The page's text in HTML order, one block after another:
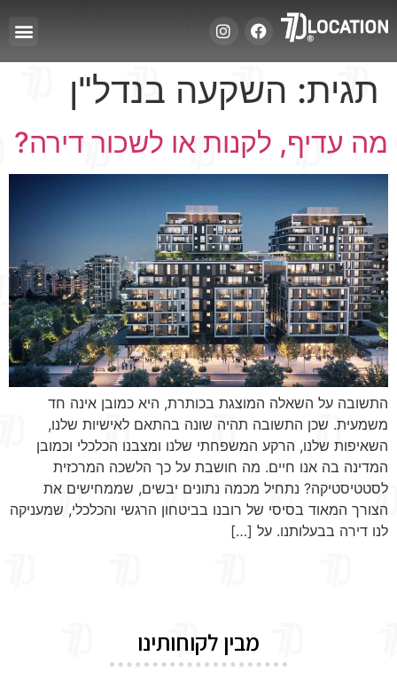
תגית: השקעה בנדל"ן
מה עדיף, לקנות או לשכור דירה?
התשובה על השאלה המוצגת בכותרת, היא כמובן אינה חד
משמעית. שכן התשובה תהיה שונה בהתאם לאישיות שלנו,
השאיפות שלנו, הרקע המשפחתי שלנו ומצבנו הכלכלי וכמובן
המדינה בה אנו חיים. מה חושבת על כך הלשכה המרכזית
לסטטיסטיקה? נתחיל מכמה נתונים יבשים, שממחישים את
הצורך המאוד בסיסי של רובנו בביטחון הרגשי והכלכלי, שמעניקה
לנו דירה בבעלותנו. על […]
מבין לקוחותינו